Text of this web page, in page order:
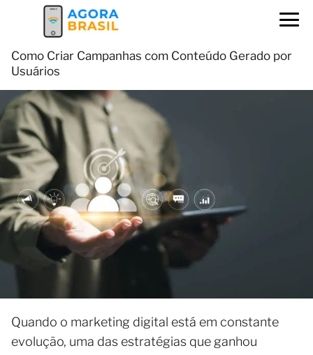
Como Criar Campanhas com Conteúdo Gerado por
Usuários
Quando o marketing digital está em constante
evolução, uma das estratégias que ganhou